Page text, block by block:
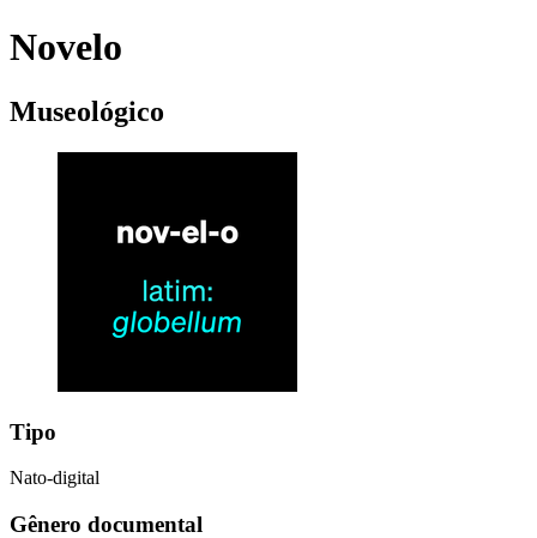
Novelo
Museológico
Tipo
Nato-digital
Gênero documental